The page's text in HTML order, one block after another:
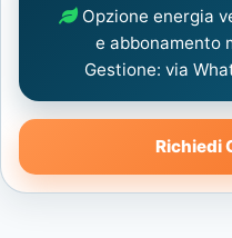
Opzione energia
e abbonamento
Gestione: via
Richiedi